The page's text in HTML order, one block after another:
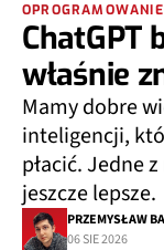
OPROGRAMOWANIE
ChatGPT
właśnie
Mamy dobre
inteligencji,
płacić. Jedne
jeszcze lepsze.
PRZEMYSŁAW
06 SIE 2026